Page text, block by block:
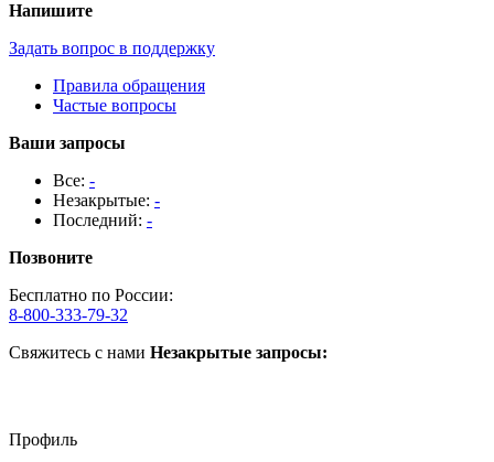
Напишите
Задать вопрос в поддержку
Правила обращения
Частые вопросы
Ваши запросы
Все: -
Незакрытые: -
Последний: -
Позвоните
Бесплатно по России:
8-800-333-79-32
Свяжитесь с нами Незакрытые запросы:
Профиль